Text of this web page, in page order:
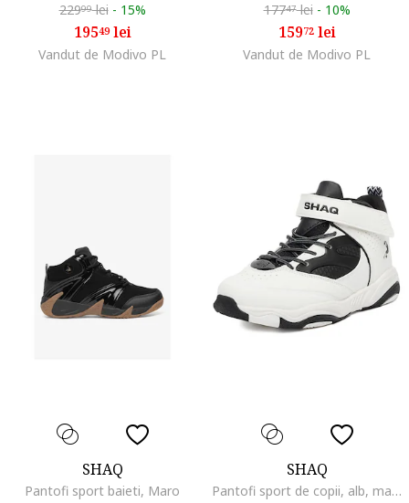
22999lei - 15%
19549lei
Vandut de Modivo PL
17747lei - 10%
15972lei
Vandut de Modivo PL
SHAQ
Pantofi sport baieti, Maro
SHAQ
Pantofi sport de copii, alb, material sintetic, sistem inchidere Velcro